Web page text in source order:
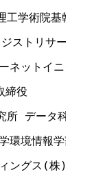
術院基幹理工
トリサービス
トイニシアテ
) 取締役
所 データ科学
環境情報学
グス(株) 執行